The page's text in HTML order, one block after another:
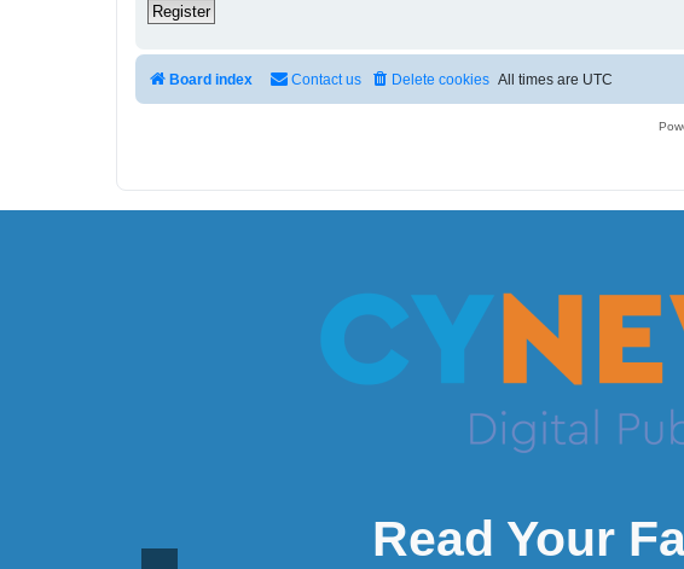
Register
Board index All times are UTC
Delete cookies
Contact us
Read Your